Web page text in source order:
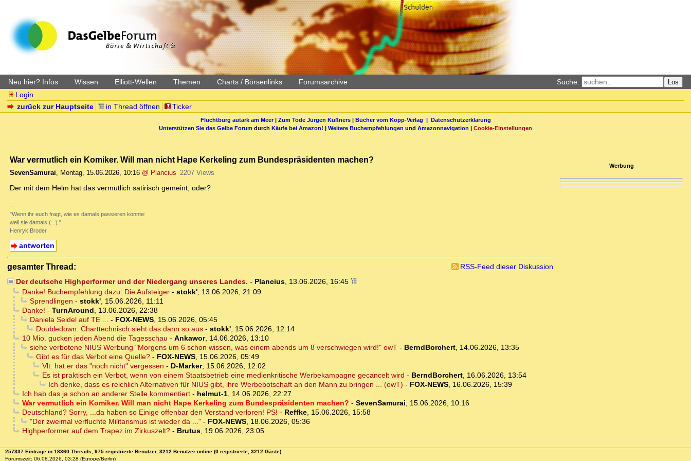
Neu hier? Infos Wissen Elliott-Wellen Themen Charts / Börsenlinks Forumsarchive Suche: Los
Login
zurück zur Hauptseite
in Thread öffnen Ticker
Fluchtburg autark am Meer| Zum Tode Jürgen Küßners| Bücher vom Kopp-Verlag | Datenschutzerklärung
Unterstützen Sie das Gelbe Forum durch Käufe bei Amazon! | Weitere Buchempfehlungen und Amazonnavigation | Cookie-Einstellungen
War vermutlich ein Komiker. Will man nicht Hape Kerkeling zum Bundespräsidenten machen?
SevenSamurai, Montag, 15.06.2026, 10:16 @ Plancius 2207 Views
Der mit dem Helm hat das vermutlich satirisch gemeint, oder?
--
"Wenn ihr euch fragt, wie es damals passieren konnte:
weil sie damals (...)."
Henryk Broder
antworten
gesamter Thread:
RSS-Feed dieser Diskussion
Der deutsche Highperformer und der Niedergang unseres Landes. - Plancius, 13.06.2026, 16:45
Danke! Buchempfehlung dazu: Die Aufsteiger- stokk', 13.06.2026, 21:09
Sprendlingen - stokk', 15.06.2026, 11:11
Danke! - TurnAround, 13.06.2026, 22:38
Daniela Seidel auf TE ... - FOX-NEWS, 15.06.2026, 05:45
Doubledown: Charttechnisch sieht das dann so aus- stokk', 15.06.2026, 12:14
10 Mio. gucken jeden Abend die Tagesschau - Ankawor, 14.06.2026, 13:10
siehe verbotene NIUS Werbung "Morgens um 6 schon wissen, was einem abends um 8 verschwiegen wird!" owT- BerndBorchert, 14.06.2026, 13:35
Gibt es für das Verbot eine Quelle?- FOX-NEWS, 15.06.2026, 05:49
Vlt. hat er das "noch nicht" vergessen - D-Marker, 15.06.2026, 12:02
Es ist praktisch ein Verbot, wenn von einem Staatsbetrieb eine medienkritische Werbekampagne gecancelt wird - BerndBorchert, 16.06.2026, 13:54
Ich denke, dass es reichlich Alternativen für NIUS gibt, ihre Werbebotschaft an den Mann zu bringen ... (owT) - FOX-NEWS, 16.06.2026, 15:39
Ich hab das ja schon an anderer Stelle kommentiert- helmut-1, 14.06.2026, 22:27
War vermutlich ein Komiker. Will man nicht Hape Kerkeling zum Bundespräsidenten machen? - SevenSamurai, 15.06.2026, 10:16
Deutschland? Sorry, ...da haben so Einige offenbar den Verstand verloren! PS! - Reffke, 15.06.2026, 15:58
"Der zweimal verfluchte Militarismus ist wieder da ..."- FOX-NEWS, 18.06.2026, 05:36
Highperformer auf dem Trapez im Zirkuszelt?- Brutus, 19.06.2026, 23:05
Werbung
257337 Einträge in 18360 Threads, 975 registrierte Benutzer, 3212 Benutzer online (0 registrierte, 3212 Gäste)
Forumszeit: 06.08.2026, 03:28 (Europe/Berlin)